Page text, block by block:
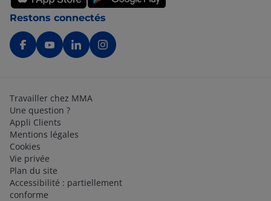
Restons connectés
Travailler chez MMA
Une question ?
Appli Clients
Mentions légales
Cookies
Vie privée
Plan du site
Accessibilité : partiellement
conforme